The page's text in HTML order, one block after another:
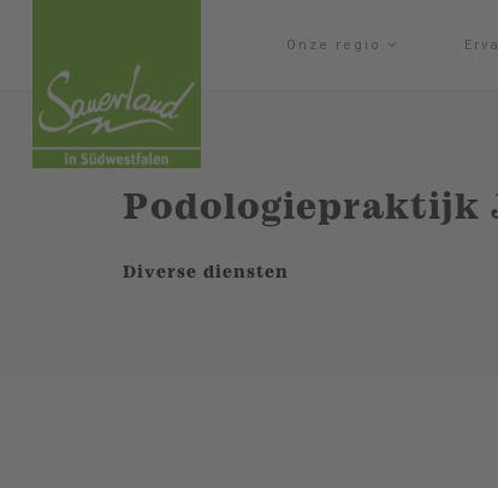
Onze regio
Podologiepraktijk
Diverse diensten